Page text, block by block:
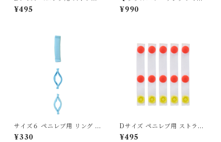
プ 交換用５本セット 76mm
¥495
】ココア 硬度１３度 サラサラ
コーティングあり
¥990
サイズ６ ペニレブ用 リング 交
換用単品 25-26mm
¥330
Dサイズ ペニレブ用 ストラッ
プ 交換用５本セット 71mm
¥495